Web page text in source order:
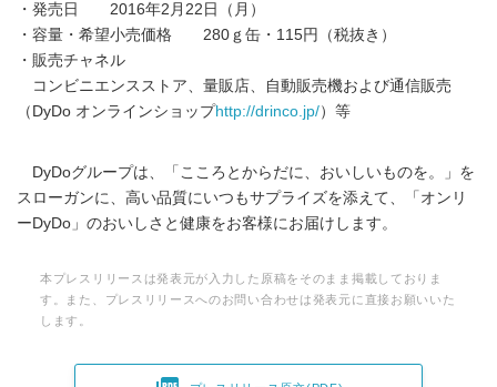
・発売日 2016年2月22日（月）
・容量・希望小売価格 280ｇ缶・115円（税抜き）
・販売チャネル
コンビニエンスストア、量販店、自動販売機および通信販売
（DyDo オンラインショップhttp://drinco.jp/）等
DyDoグループは、「こころとからだに、おいしいものを。」を
スローガンに、高い品質にいつもサプライズを添えて、「オンリ
ーDyDo」のおいしさと健康をお客様にお届けします。
本プレスリリースは発表元が入力した原稿をそのまま掲載しておりま
す。また、プレスリリースへのお問い合わせは発表元に直接お願いいた
します。